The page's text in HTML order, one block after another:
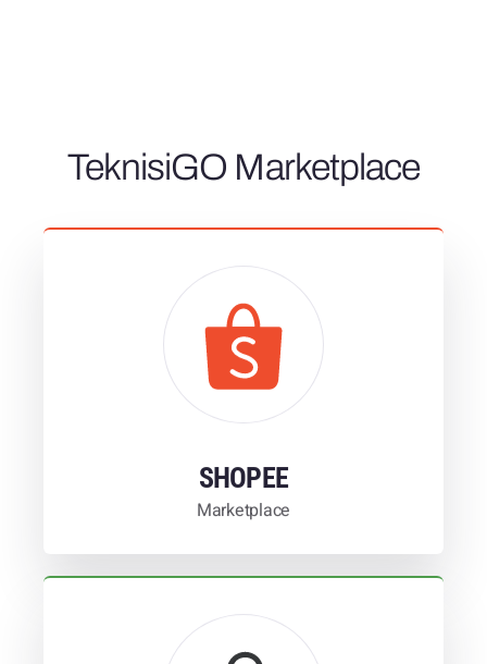
TeknisiGO Marketplace
SHOPEE
Marketplace
SHOPEE
Klik Untuk Melihat Marketplace TeknisiGO
Learn More